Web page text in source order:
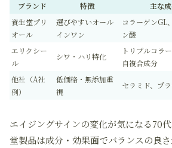
ブランド 特徴 主な
資生堂プリ
オール
選びやすいオール
インワン
コラーゲンGL
ン酸
エリクシー
ル
シワ・ハリ特化
トリプルコラ
自複合成分
他社（A社
例）
低価格・無添加重
視
セラミド、プ
エイジングサインの変化が気になる70代
堂製品は成分・効果面でバランスの良